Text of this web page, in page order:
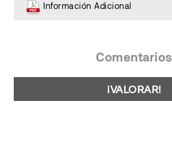
Información Adicional
Comentarios
¡VALORAR!